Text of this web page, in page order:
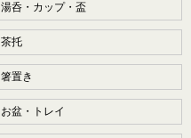
湯呑・カップ・盃
茶托
箸置き
お盆・トレイ